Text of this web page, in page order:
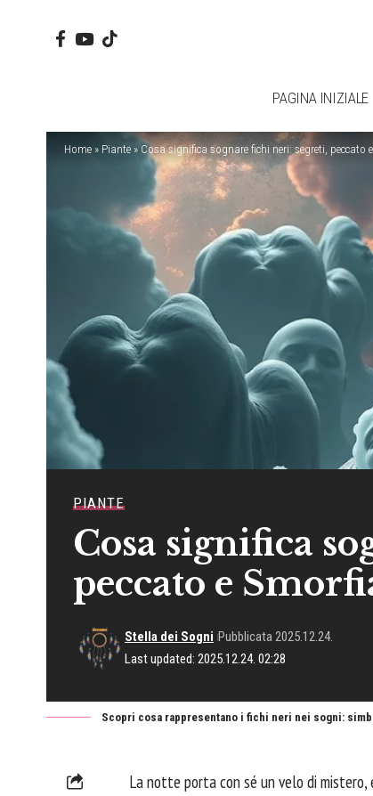
PAGINA INIZIALE
Home » Piante » Cosa significa sognare fichi neri: segreti, peccato
PIANTE
Cosa significa
peccato e
Last updated: 2025.12.24. 02:28
Stella dei Sogni Pubblicata 2025.12.24.
Scopri cosa rappresentano i fichi neri nei sogni:
La notte porta con sé un velo di mistero,